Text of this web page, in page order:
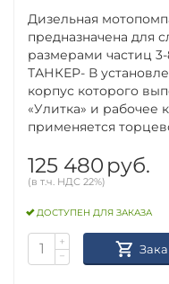
Дизельная
предназначена для
размерами частиц
ТАНКЕР- В
корпус которого
«Улитка» и рабочее
применяется
125 480 руб.
(в т.ч. НДС 22%)
ДОСТУПЕН ДЛЯ ЗАКАЗА
+
−